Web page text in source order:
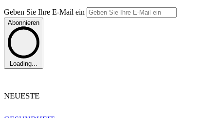
Geben Sie Ihre E-Mail ein
Abonnieren
Loading...
NEUESTE